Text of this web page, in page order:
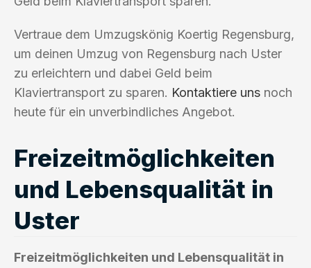
Vertraue dem Umzugskönig Koertig Regensburg,
um deinen Umzug von Regensburg nach Uster
zu erleichtern und dabei Geld beim
Klaviertransport zu sparen. Kontaktiere uns noch
heute für ein unverbindliches Angebot.
Freizeitmöglichkeiten
und Lebensqualität in
Uster
Freizeitmöglichkeiten und Lebensqualität in